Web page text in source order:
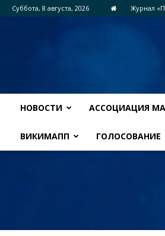
Суббота, 8 августа, 2026 Журнал
НОВОСТИ АССОЦИАЦИЯ
ВИКИМАПП ГОЛОСОВАНИЕ